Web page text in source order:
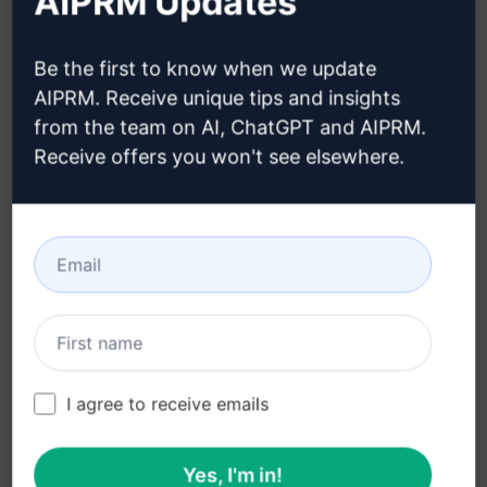
Features:
Generiere einzigartige Domainnamen für Dein
Unternehmen
Verwende KI-Technologie, um
Finde leicht verständliche und leicht merkbare
Domainnamen
Steigere Deine Online-Präsenz mit einem
Be the first to know when we update
AIPRM. Receive unique tips and insights
from the team on AI, ChatGPT and AIPRM.
Receive offers you won't see elsewhere.
I agree to receive emails
Yes, I'm in!